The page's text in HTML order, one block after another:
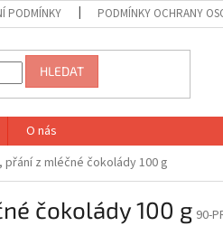
PODMÍNKY PODMÍNKY OCHRANY
HLEDAT
O nás
přání z mléčné čokolády 100 g
čokolády 100 g 90-